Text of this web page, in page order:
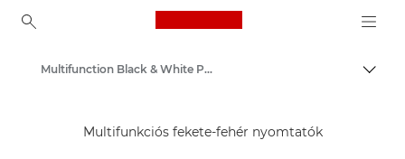
Canon Logo, back to
Megoldások és szolgáltatások
Multifunction Black & White Printers
Multifunkciós fekete-fehér nyomtatók